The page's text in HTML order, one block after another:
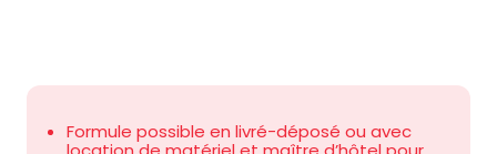
Formule possible en livré-déposé ou avec